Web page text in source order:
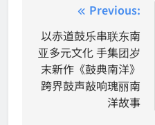
navigation
Previous:
以赤道鼓乐串联东南
亚多元文化 手集团岁
末新作《鼓典南洋》
跨界鼓声敲响瑰丽南
洋故事